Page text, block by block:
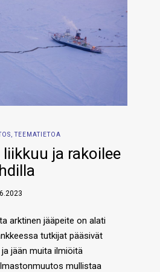
,TEEMATIETOA
ja rakoilee
arktinen jääpeite on alati
tutkijat pääsivät
jään muita ilmiöitä
mullistaa